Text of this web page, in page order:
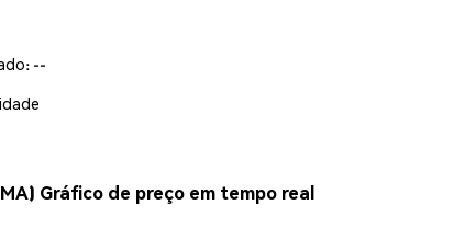
--
Gráfico de preço em tempo real